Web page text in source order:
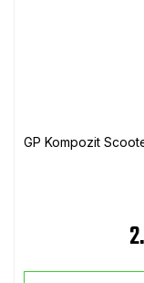
GP Kompozit